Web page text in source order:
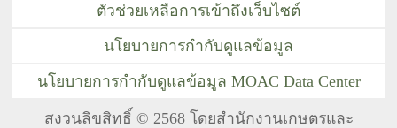
สงวนลิขสิทธิ์ © 2568 โดยสำนักงานเกษตรและ
ตัวช่วยเหลือการเข้าถึงเว็บไซต์
นโยบายการกำกับดูแลข้อมูล
นโยบายการกำกับดูแลข้อมูล MOAC Data Center